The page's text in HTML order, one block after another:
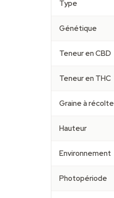
Type
Génétique
Teneur en CBD
Teneur en THC
Graine à récolte
Hauteur
Environnement
Photopériode